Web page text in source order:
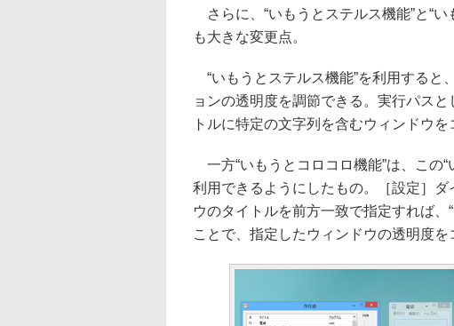
さらに、“いもうとステルス機能”と“
も大きな変更点。
“いもうとステルス機能”を利用すると
ョンの透明度を調節できる。実行パス
トルに特定の文字列を含むウィンドウ
一方“いもうとコロコロ機能”は、この
利用できるようにしたもの。［設定］
ウのタイトルを前方一致で指定すれば、
ことで、指定したウィンドウの透明度を